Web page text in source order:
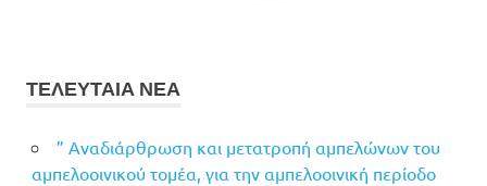
ΤΕΛΕΥΤΑΙΑ ΝΕΑ
” Αναδιάρθρωση και μετατροπή αμπελώνων του
αμπελοοινικού τομέα, για την αμπελοοινική περίοδο